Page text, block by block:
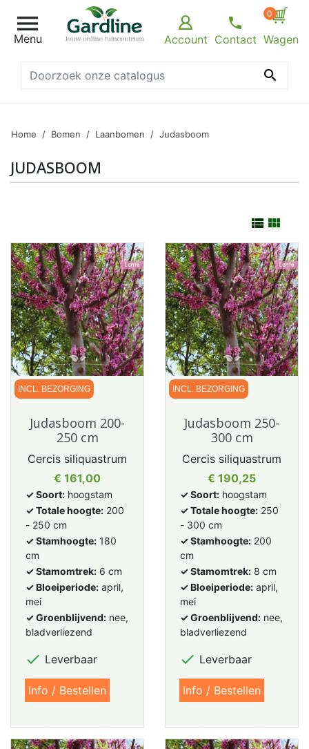

Menu Account Contact
0
Wagen

Home Bomen Laanbomen Judasboom
JUDASBOOM
 
INCL. BEZORGING
Judasboom 200-
250 cm
Cercis siliquastrum
Prijs
€ 161,00
✓ Soort: hoogstam
✓ Totale hoogte: 200
- 250 cm
✓ Stamhoogte: 180
cm
✓ Stamomtrek: 6 cm
✓ Bloeiperiode: april,
mei
✓ Groenblijvend: nee,
bladverliezend
 Leverbaar
Info / Bestellen
INCL. BEZORGING
Judasboom 250-
300 cm
Cercis siliquastrum
Prijs
€ 190,25
✓ Soort: hoogstam
✓ Totale hoogte: 250
- 300 cm
✓ Stamhoogte: 200
cm
✓ Stamomtrek: 8 cm
✓ Bloeiperiode: april,
mei
✓ Groenblijvend: nee,
bladverliezend
 Leverbaar
Info / Bestellen